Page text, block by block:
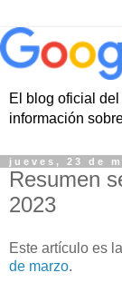
El blog oficial
información
jueves, 23 de
Resumen
2023
Este artículo es
de marzo.